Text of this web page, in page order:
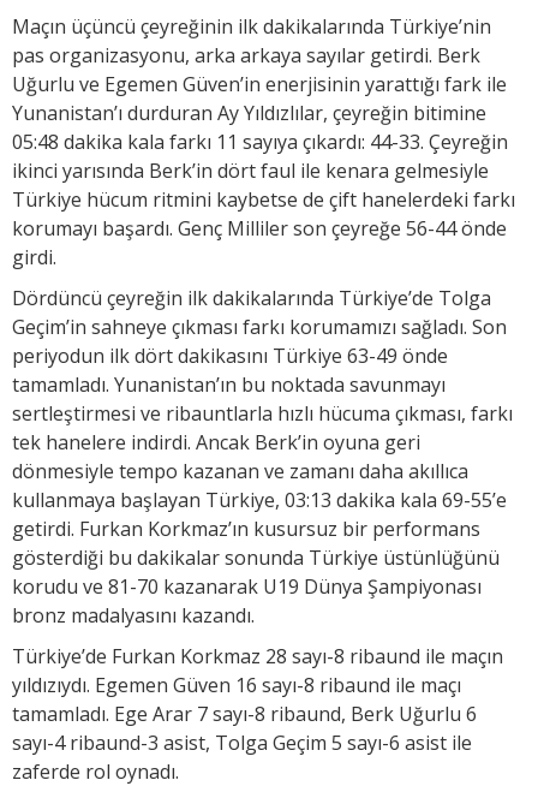
Maçın üçüncü çeyreğinin ilk dakikalarında Türkiye’nin
pas organizasyonu, arka arkaya sayılar getirdi. Berk
Uğurlu ve Egemen Güven’in enerjisinin yarattığı fark ile
Yunanistan’ı durduran Ay Yıldızlılar, çeyreğin bitimine
05:48 dakika kala farkı 11 sayıya çıkardı: 44-33. Çeyreğin
ikinci yarısında Berk’in dört faul ile kenara gelmesiyle
Türkiye hücum ritmini kaybetse de çift hanelerdeki farkı
korumayı başardı. Genç Milliler son çeyreğe 56-44 önde
girdi.
Dördüncü çeyreğin ilk dakikalarında Türkiye’de Tolga
Geçim’in sahneye çıkması farkı korumamızı sağladı. Son
periyodun ilk dört dakikasını Türkiye 63-49 önde
tamamladı. Yunanistan’ın bu noktada savunmayı
sertleştirmesi ve ribauntlarla hızlı hücuma çıkması, farkı
tek hanelere indirdi. Ancak Berk’in oyuna geri
dönmesiyle tempo kazanan ve zamanı daha akıllıca
kullanmaya başlayan Türkiye, 03:13 dakika kala 69-55’e
getirdi. Furkan Korkmaz’ın kusursuz bir performans
gösterdiği bu dakikalar sonunda Türkiye üstünlüğünü
korudu ve 81-70 kazanarak U19 Dünya Şampiyonası
bronz madalyasını kazandı.
Türkiye’de Furkan Korkmaz 28 sayı-8 ribaund ile maçın
yıldızıydı. Egemen Güven 16 sayı-8 ribaund ile maçı
tamamladı. Ege Arar 7 sayı-8 ribaund, Berk Uğurlu 6
sayı-4 ribaund-3 asist, Tolga Geçim 5 sayı-6 asist ile
zaferde rol oynadı.